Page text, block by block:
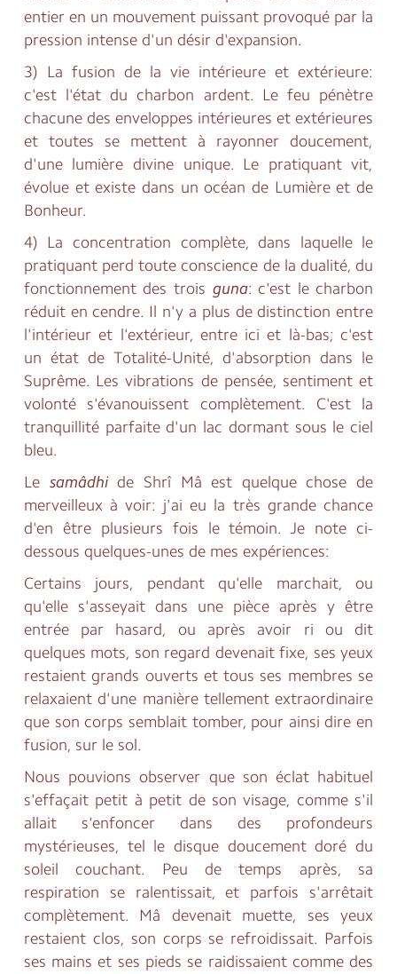
entier en un mouvement puissant provoqué par la
pression intense d'un désir d'expansion.
3) La fusion de la vie intérieure et extérieure:
c'est l'état du charbon ardent. Le feu pénètre
chacune des enveloppes intérieures et extérieures
et toutes se mettent à rayonner doucement,
d'une lumière divine unique. Le pratiquant vit,
évolue et existe dans un océan de Lumière et de
Bonheur.
4) La concentration complète, dans laquelle le
pratiquant perd toute conscience de la dualité, du
fonctionnement des trois guna: c'est le charbon
réduit en cendre. Il n'y a plus de distinction entre
l'intérieur et l'extérieur, entre ici et là-bas; c'est
un état de Totalité-Unité, d'absorption dans le
Suprême. Les vibrations de pensée, sentiment et
volonté s'évanouissent complètement. C'est la
tranquillité parfaite d'un lac dormant sous le ciel
bleu.
Le samâdhide Shrî Mâ est quelque chose de
merveilleux à voir: j'ai eu la très grande chance
d'en être plusieurs fois le témoin. Je note ci-
dessous quelques-unes de mes expériences:
Certains jours, pendant qu'elle marchait, ou
qu'elle s'asseyait dans une pièce après y être
entrée par hasard, ou après avoir ri ou dit
quelques mots, son regard devenait fixe, ses yeux
restaient grands ouverts et tous ses membres se
relaxaient d'une manière tellement extraordinaire
que son corps semblait tomber, pour ainsi dire en
fusion, sur le sol.
Nous pouvions observer que son éclat habituel
s'effaçait petit à petit de son visage, comme s'il
allait s'enfoncer dans des profondeurs
mystérieuses, tel le disque doucement doré du
soleil couchant. Peu de temps après, sa
respiration se ralentissait, et parfois s'arrêtait
complètement. Mâ devenait muette, ses yeux
restaient clos, son corps se refroidissait. Parfois
ses mains et ses pieds se raidissaient comme des